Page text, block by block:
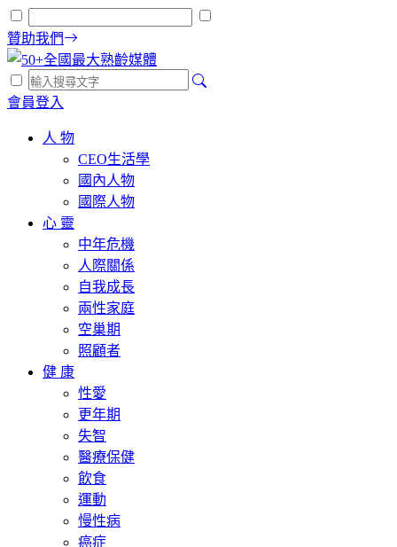
贊助我們
會員登入
人 物
CEO生活學
國內人物
國際人物
心 靈
中年危機
人際關係
自我成長
兩性家庭
空巢期
照顧者
健 康
性愛
更年期
失智
醫療保健
飲食
運動
慢性病
癌症